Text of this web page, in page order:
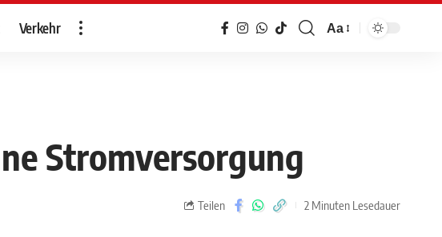
Verkehr Aa
Stromversorgung
Teilen 2 Minuten Lesedauer